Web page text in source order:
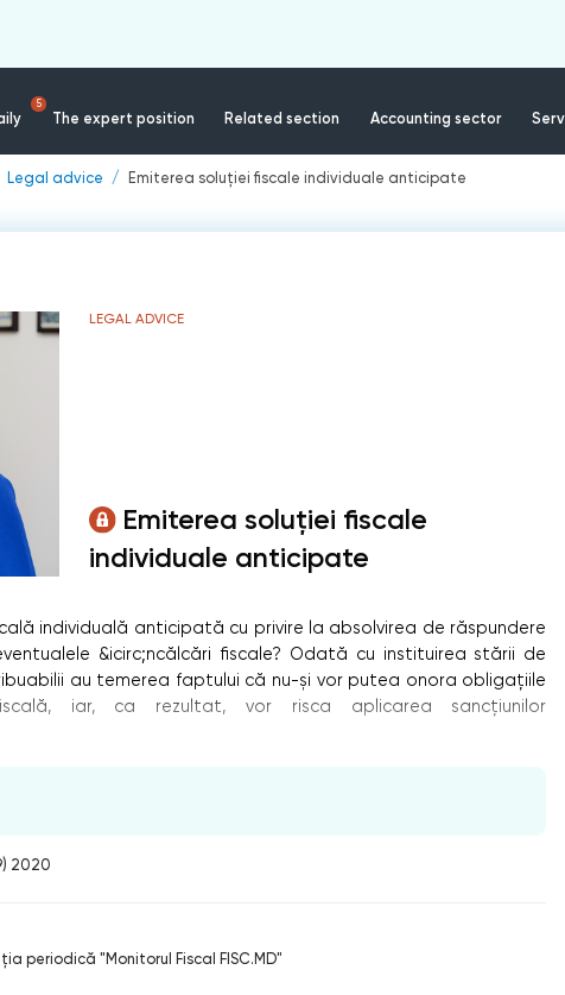
5
The expert position Related section Accounting sector
Legal advice Emiterea soluţiei fiscale individuale anticipate
LEGAL ADVICE
Emiterea soluţiei fiscale
individuale anticipate
individuală anticipată cu privire la absolvirea de răspundere
&icirc;ncălcări fiscale? Odată cu instituirea stării de
au temerea faptului că nu-și vor putea onora obligațiile
iar, ca rezultat, vor risca aplicarea sancțiunilor
2020
periodică "Monitorul Fiscal FISC.MD"